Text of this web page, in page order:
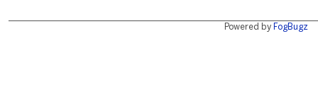
Powered by FogBugz